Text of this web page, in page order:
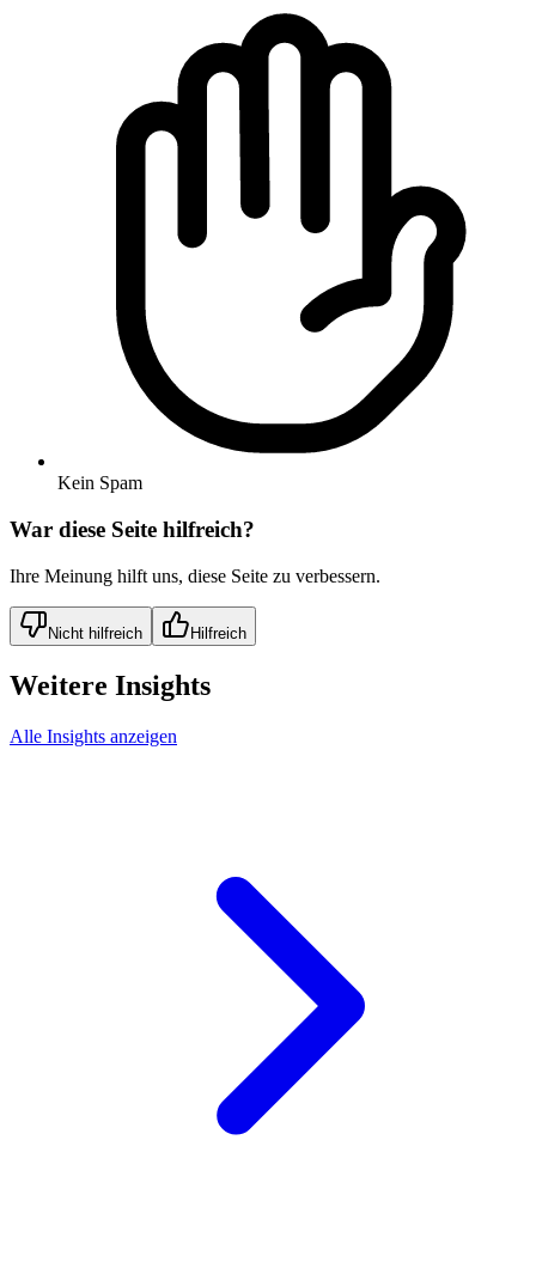
Kein Spam
War diese Seite hilfreich?
Ihre Meinung hilft uns, diese Seite zu verbessern.
Nicht hilfreich Hilfreich
Weitere Insights
Alle Insights anzeigen